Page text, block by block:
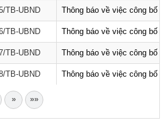
TB-UBND Thông báo về việc công bố
TB-UBND Thông báo về việc công bố
TB-UBND Thông báo về việc công bố
TB-UBND Thông báo về việc công bố
» »»